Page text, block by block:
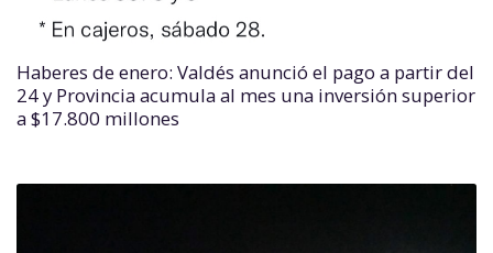
Haberes de enero: Valdés anunció el pago a partir del
24 y Provincia acumula al mes una inversión superior
a $17.800 millones